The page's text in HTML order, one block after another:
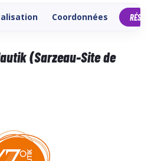
Coordonnées
(Sarzeau-Site de